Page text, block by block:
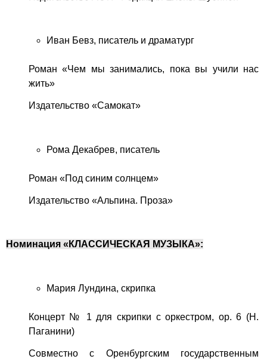
Иван Бевз, писатель и драматург
Роман «Чем мы занимались, пока вы учили нас
жить»
Издательство «Самокат»
Рома Декабрев, писатель
Роман «Под синим солнцем»
Издательство «Альпина. Проза»
Номинация «КЛАССИЧЕСКАЯ МУЗЫКА»:
Мария Лундина, скрипка
Концерт № 1 для скрипки с оркестром, op. 6 (Н.
Паганини)
Совместно с Оренбургским государственным